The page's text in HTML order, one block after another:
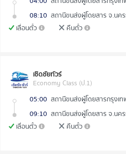
08:10 สถานีขนส่งผู้โดยสาร จ.นค
เลื่อนตั๋ว
คืนตั๋ว
เชิดชัยทัวร์
Economy Class (ป.1)
05:00 สถานีขนส่งผู้โดยสารกรุงเ
09:10 สถานีขนส่งผู้โดยสาร จ.นค
เลื่อนตั๋ว
คืนตั๋ว